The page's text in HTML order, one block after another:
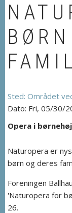
Området
Fri, 05/30/
Opera i
Naturopera er
børn og deres
Foreningen
'Naturopera for
26.